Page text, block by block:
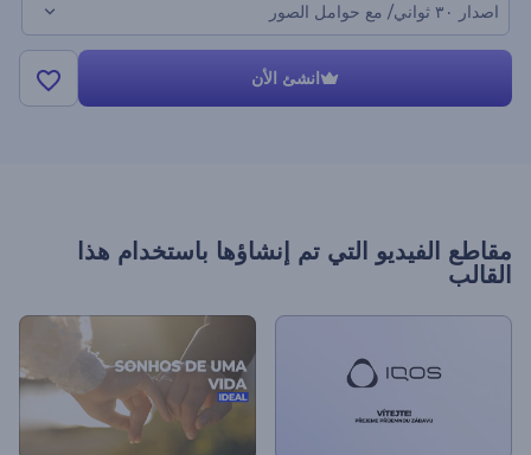
اصدار ٣٠ ثواني/ مع حوامل الصور
انشئ الأن
مقاطع الفيديو التي تم إنشاؤها باستخدام هذا
القالب